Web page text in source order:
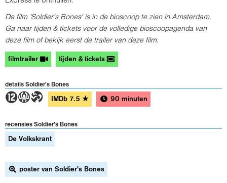
De film 'Soldier's Bones' is in de bioscoop te zien in Amsterdam.
Ga naar tijden & tickets voor de volledige bioscoopagenda van
deze film of bekijk eerst de trailer van deze film.
filmtrailer tijden & tickets
details Soldier's Bones
4AT IMDb 7.5 ★ 90 minuten
recensies Soldier's Bones
De Volkskrant
poster van Soldier's Bones